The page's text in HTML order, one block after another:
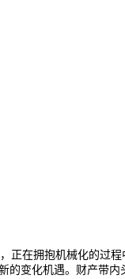
在拥抱机械化的过程
变化机遇。财产带